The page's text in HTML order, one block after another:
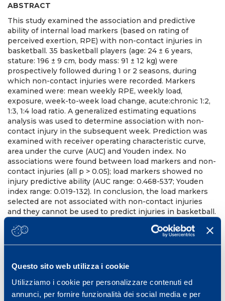
Questo sito web utilizza i cookie
Utilizziamo i cookie per personalizzare contenuti ed
annunci, per fornire funzionalità dei social media e per
ABSTRACT
This study examined the association and predictive
ability of internal load markers (based on rating of
perceived exertion, RPE) with non-contact injuries in
basketball. 35 basketball players (age: 24 ± 6 years,
stature: 196 ± 9 cm, body mass: 91 ± 12 kg) were
prospectively followed during 1 or 2 seasons, during
which non-contact injuries were recorded. Markers
examined were: mean weekly RPE, weekly load,
exposure, week-to-week load change, acute:chronic 1:2,
1:3, 1:4 load ratio. A generalized estimating equations
analysis was used to determine association with non-
contact injury in the subsequent week. Prediction was
examined with receiver operating characteristic curve,
area under the curve (AUC) and Youden index. No
associations were found between load markers and non-
contact injuries (all p > 0.05); load markers showed no
injury predictive ability (AUC range: 0.468-537; Youden
index range: 0.019-132). In conclusion, the load markers
selected are not associated with non-contact injuries
and they cannot be used to predict injuries in basketball.
Res Sports Med. 2020 Aug